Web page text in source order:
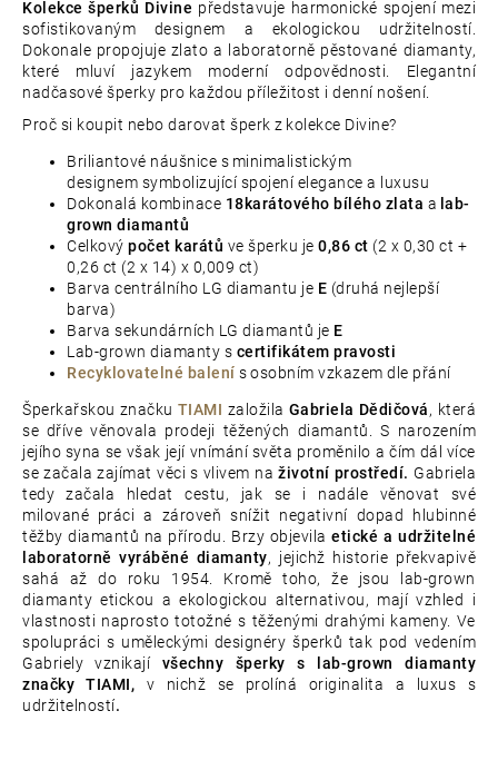
Kolekce šperků Divine představuje harmonické spojení mezi
sofistikovaným designem a ekologickou udržitelností.
Dokonale propojuje zlato a laboratorně pěstované diamanty,
které mluví jazykem moderní odpovědnosti. Elegantní
nadčasové šperky pro každou příležitost i denní nošení.
Proč si koupit nebo darovat šperk z kolekce Divine?
Briliantové náušnice s minimalistickým
designem symbolizující spojení elegance a luxusu
Dokonalá kombinace 18karátového bílého zlata a lab-
grown diamantů
Celkový počet karátů ve šperku je 0,86 ct (2 x 0,30 ct +
0,26 ct (2 x 14) x 0,009 ct)
Barva centrálního LG diamantu je E (druhá nejlepší
barva)
Barva sekundárních LG diamantů je E
Lab-grown diamanty s certifikátem pravosti
Recyklovatelné balení s osobním vzkazem dle přání
Šperkařskou značku TIAMI založila Gabriela Dědičová, která
se dříve věnovala prodeji těžených diamantů. S narozením
jejího syna se však její vnímání světa proměnilo a čím dál více
se začala zajímat věci s vlivem naživotní prostředí. Gabriela
tedy začala hledat cestu, jak se i nadále věnovat své
milované práci a zároveň snížit negativní dopad hlubinné
těžby diamantů na přírodu. Brzy objevilaetické a udržitelné
laboratorně vyráběné diamanty, jejichž historie překvapivě
sahá až do roku 1954. Kromě toho, že jsou lab-grown
diamanty etickou a ekologickou alternativou, mají vzhled i
vlastnosti naprosto totožné s těženými drahými kameny. Ve
spolupráci s uměleckými designéry šperků tak pod vedením
Gabriely vznikají všechny šperky s lab-grown diamanty
značky TIAMI, v nichž se prolíná originalita a luxus s
udržitelností.